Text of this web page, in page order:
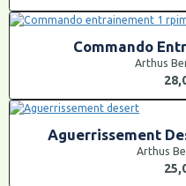
Commando
Arthus
Aguerrissement
Arthus